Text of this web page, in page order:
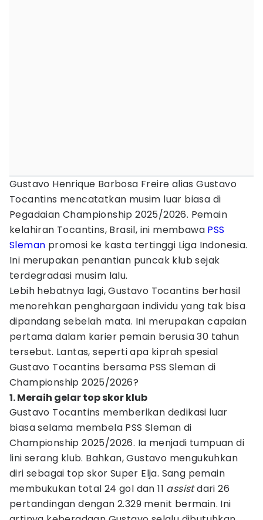
Gustavo Henrique Barbosa Freire alias Gustavo
Tocantins mencatatkan musim luar biasa di
Pegadaian Championship 2025/2026. Pemain
kelahiran Tocantins, Brasil, ini membawa PSS
Sleman promosi ke kasta tertinggi Liga Indonesia.
Ini merupakan penantian puncak klub sejak
terdegradasi musim lalu.
Lebih hebatnya lagi, Gustavo Tocantins berhasil
menorehkan penghargaan individu yang tak bisa
dipandang sebelah mata. Ini merupakan capaian
pertama dalam karier pemain berusia 30 tahun
tersebut. Lantas, seperti apa kiprah spesial
Gustavo Tocantins bersama PSS Sleman di
Championship 2025/2026?
1. Meraih gelar top skor klub
Gustavo Tocantins memberikan dedikasi luar
biasa selama membela PSS Sleman di
Championship 2025/2026. Ia menjadi tumpuan di
lini serang klub. Bahkan, Gustavo mengukuhkan
diri sebagai top skor Super Elja. Sang pemain
membukukan total 24 gol dan 11 assistdari 26
pertandingan dengan 2.329 menit bermain. Ini